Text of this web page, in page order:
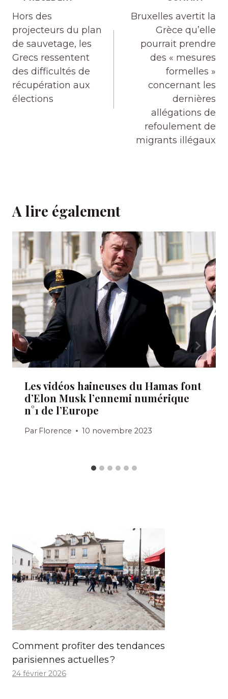
de
l’article
Hors des
projecteurs du plan
de sauvetage, les
Grecs ressentent
des difficultés de
récupération aux
élections
Bruxelles avertit la
Grèce qu’elle
pourrait prendre
des « mesures
formelles »
concernant les
dernières
allégations de
refoulement de
migrants illégaux
A lire également
Les vidéos haineuses du Hamas font
d’Elon Musk l’ennemi numérique
n°1 de l’Europe
Par Florence 10 novembre 2023
Comment profiter des tendances
parisiennes actuelles ?
24 février 2026